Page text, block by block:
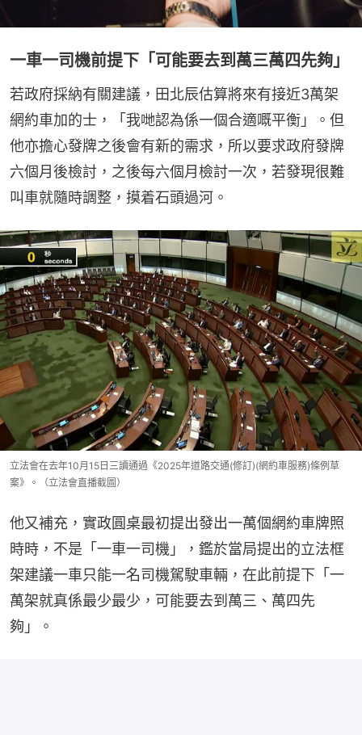
一車一司機前提下「可能要去到萬三萬四先夠」
若政府採納有關建議，田北辰估算將來有接近3萬架
網約車加的士，「我哋認為係一個合適嘅平衡」。但
他亦擔心發牌之後會有新的需求，所以要求政府發牌
六個月後檢討，之後每六個月檢討一次，若發現很難
叫車就隨時調整，摸着石頭過河。
立法會在去年10月15日三讀通過《2025年道路交通(修訂)(網約車服務)條例草
案》。（立法會直播截圖）
他又補充，實政圓桌最初提出發出一萬個網約車牌照
時時，不是「一車一司機」，鑑於當局提出的立法框
架建議一車只能一名司機駕駛車輛，在此前提下「一
萬架就真係最少最少，可能要去到萬三、萬四先
夠」。